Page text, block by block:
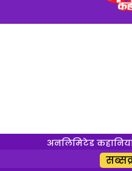
अनलिमिटेड